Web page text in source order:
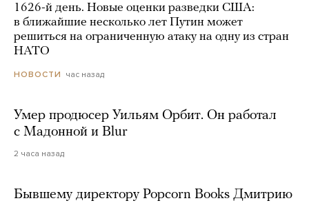
1626-й день. Новые оценки разведки США:
в ближайшие несколько лет Путин может
решиться на ограниченную атаку на одну из стран
НАТО
НОВОСТИ час назад
Умер продюсер Уильям Орбит. Он работал
с Мадонной и Blur
2 часа назад
Бывшему директору Popcorn Books Дмитрию